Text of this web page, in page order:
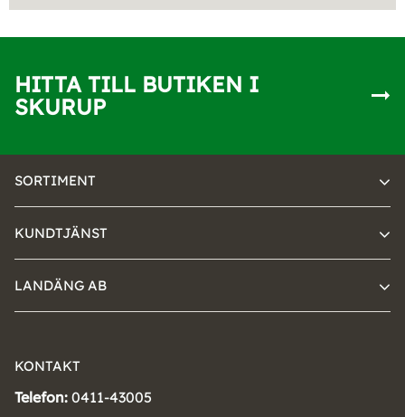
HITTA TILL BUTIKEN I
SKURUP
SORTIMENT
KUNDTJÄNST
LANDÄNG AB
KONTAKT
Telefon: 0411-43005